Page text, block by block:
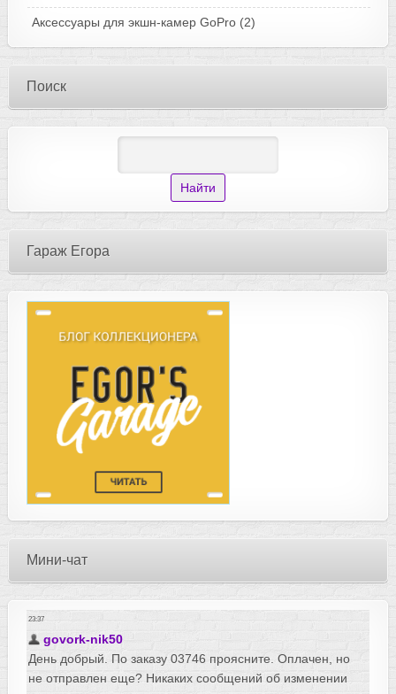
Аксессуары для экшн-камер GoPro (2)
Поиск
Гараж Егора
Мини-чат